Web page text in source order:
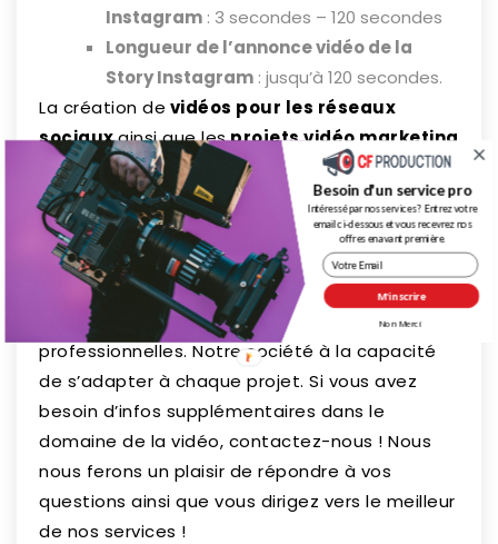
Instagram : 3 secondes – 120 secondes
Longueur de l’annonce vidéo de la
Story Instagram : jusqu’à 120 secondes.
La création de vidéos pour les réseaux
sociauxainsi que lesprojets vidéo marketing
vous intéresse ? Venez découvrir nos articles
surnotre blog!
Si les projets vidéos vous intéresse, n’hésitez
pas à faire appel à
CF Productionafin de
réaliser des vidéos marketing uniques et
professionnelles. Notre société à la capacité
de s’adapter à chaque projet. Si vous avez
besoin d’infos supplémentaires dans le
domaine de la vidéo, contactez-nous ! Nous
nous ferons un plaisir de répondre à vos
questions ainsi que vous dirigez vers le meilleur
de nos services !
M'inscrire
Besoin d'un service pro
Intéressé par nos services ? Entrez votre
email ci-dessous et vous recevrez nos
offres en avant première.
Non Merci